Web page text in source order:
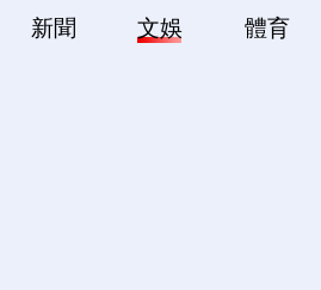
新聞 文娛 體育